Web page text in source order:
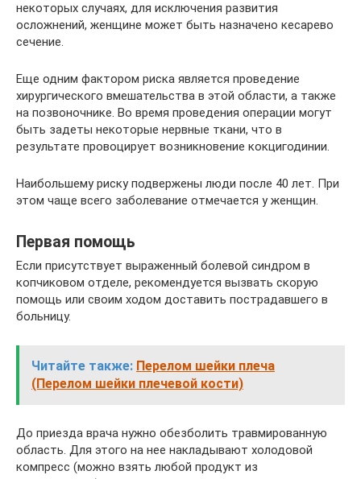
некоторых случаях, для исключения развития
осложнений, женщине может быть назначено кесарево
сечение.
Еще одним фактором риска является проведение
хирургического вмешательства в этой области, а также
на позвоночнике. Во время проведения операции могут
быть задеты некоторые нервные ткани, что в
результате провоцирует возникновение кокцигодинии.
Наибольшему риску подвержены люди после 40 лет. При
этом чаще всего заболевание отмечается у женщин.
Первая помощь
Если присутствует выраженный болевой синдром в
копчиковом отделе, рекомендуется вызвать скорую
помощь или своим ходом доставить пострадавшего в
больницу.
Читайте также: Перелом шейки плеча
(Перелом шейки плечевой кости)
До приезда врача нужно обезболить травмированную
область. Для этого на нее накладывают холодовой
компресс (можно взять любой продукт из